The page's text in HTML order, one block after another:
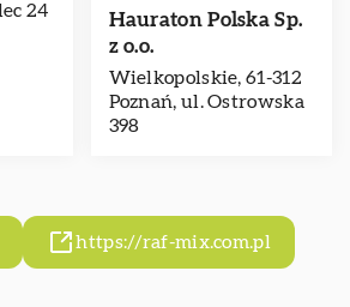
24
Hauraton Polska Sp.
z o.o.
Wielkopolskie, 61-312
Poznań, ul. Ostrowska
398
https://raf-mix.com.pl